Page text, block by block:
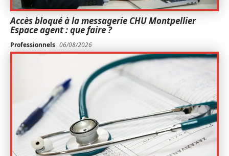
Accès bloqué à la messagerie CHU Montpellier
Espace agent : que faire ?
Professionnels 06/08/2026